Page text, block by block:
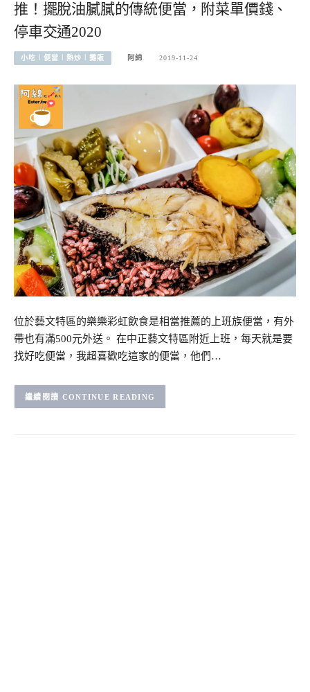
推！擺脫油膩膩的傳統便當，附菜單價錢、
停車交通2020
小吃︱便當︱熱炒︱攤販 阿綿 2019-11-24
位於藝文特區的樂樂彩虹飲食是相當推薦的上班族便當，有外
帶也有滿500元外送。 在中正藝文特區附近上班，每天就是要
找好吃便當，我超喜歡吃這家的便當，他們…
CONTINUE READING